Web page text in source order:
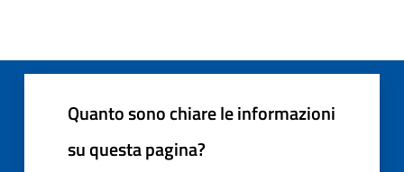
Quanto sono chiare le informazioni
su questa pagina?